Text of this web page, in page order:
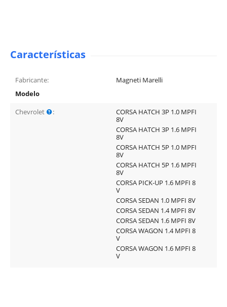
Características
Fabricante:
Magneti Marelli
Modelo
Chevrolet
:
CORSA HATCH 3P 1.0 MPFI
8V
CORSA HATCH 3P 1.6 MPFI
8V
CORSA HATCH 5P 1.0 MPFI
8V
CORSA HATCH 5P 1.6 MPFI
8V
CORSA PICK-UP 1.6 MPFI 8
V
CORSA SEDAN 1.0 MPFI 8V
CORSA SEDAN 1.4 MPFI 8V
CORSA SEDAN 1.6 MPFI 8V
CORSA WAGON 1.4 MPFI 8
V
CORSA WAGON 1.6 MPFI 8
V